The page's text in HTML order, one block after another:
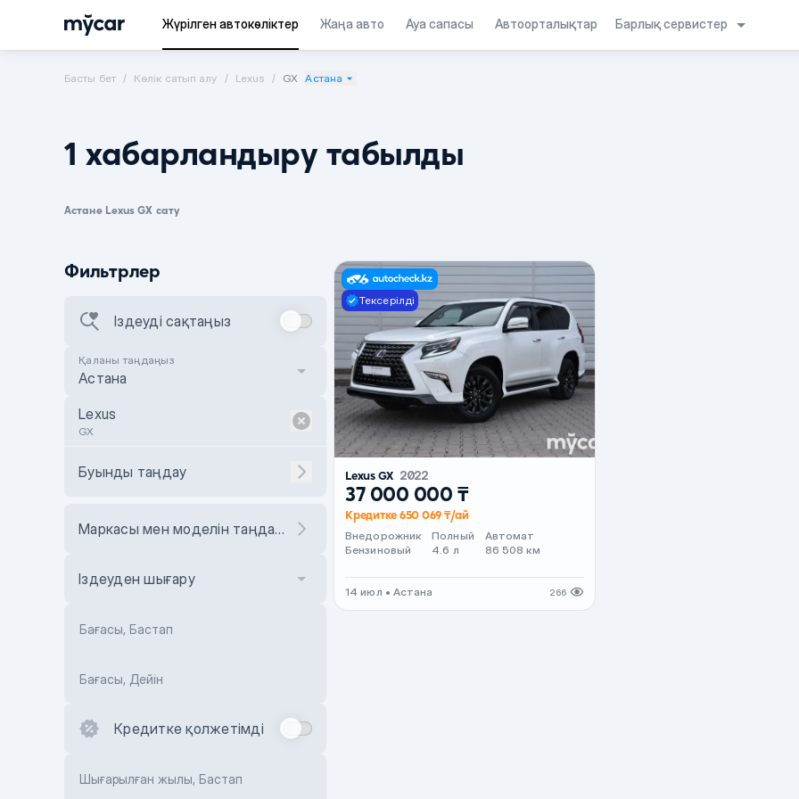
Жүрілген автокөліктер Жаңа авто Ауа сапасы Автоорталықтар Барлық сервистер
Басты бет Көлік сатып алу Lexus GX Астана
1 хабарландыру табылды
Астане Lexus GX сату
Фильтрлер
Іздеуді сақтаңыз
Қаланы таңдаңыз
Астана
Lexus
GX
Буынды таңдау
Маркасы мен моделін таңдаңыз
Іздеуден шығару
Бағасы, Бастап
Бағасы, Дейін
Кредитке қолжетімді
Шығарылған жылы, Бастап
Тексерілді
Lexus GX 2022
37 000 000 ₸
Кредитке 650 069 ₸/ай
Внедорожник
Бензиновый
Полный
4.6 л
Автомат
86 508 км
14 июл • Астана 266